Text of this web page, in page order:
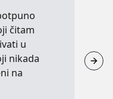
čitam
u
nikada
na